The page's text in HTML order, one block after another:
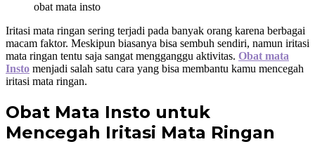
obat mata insto
Iritasi mata ringan sering terjadi pada banyak orang karena berbagai
macam faktor. Meskipun biasanya bisa sembuh sendiri, namun iritasi
mata ringan tentu saja sangat mengganggu aktivitas. Obat mata
Insto menjadi salah satu cara yang bisa membantu kamu mencegah
iritasi mata ringan.
Obat Mata Insto untuk
Mencegah Iritasi Mata Ringan